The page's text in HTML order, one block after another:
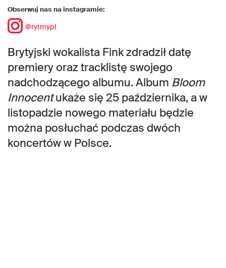
Obserwuj nas na instagramie:
@rytmypl
Brytyjski wokalista Fink zdradził datę
premiery oraz tracklistę swojego
nadchodzącego albumu. Album Bloom
Innocentukaże się 25 października, a w
listopadzie nowego materiału będzie
można posłuchać podczas dwóch
koncertów w Polsce.